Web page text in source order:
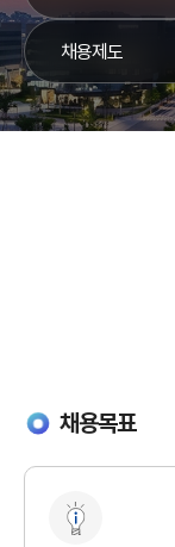
채용제도
채용제도
채용목표